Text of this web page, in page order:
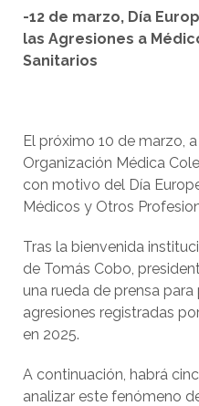
-12 de marzo, Día
las Agresiones a
Sanitarios
El próximo 10 de marzo,
Organización Médica
con motivo del Día
Médicos y Otros
Tras la bienvenida
de Tomás Cobo,
una rueda de prensa
agresiones registradas
en 2025.
A continuación, habrá
analizar este fenómeno